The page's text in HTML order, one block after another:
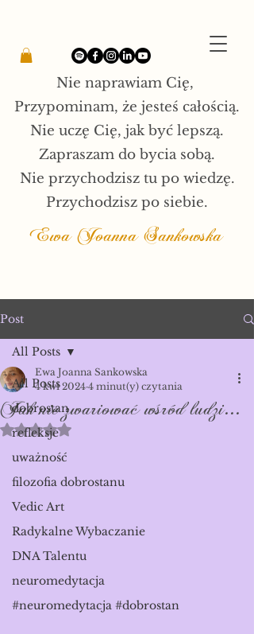
Nie naprawiam Cię,
Przypominam, że jesteś całością.
Nie uczę Cię, jak być lepszą.
Zapraszam do bycia sobą.
Nie przychodzisz tu po wiedzę.
Przychodzisz po siebie.
Ewa Joanna Sankowska
Post
All Posts
dobrostan
refleksje
uważność
filozofia dobrostanu
Vedic Art
Radykalne Wybaczanie
DNA Talentu
neuromedytacja
#neuromedytacja #dobrostan
All Posts
Jak nie zwariować wśród ludzi...
Ewa Joanna Sankowska
4 kwi 2024 4 minut(y) czytania
Oceniono na NaN z 5 gwiazdek.